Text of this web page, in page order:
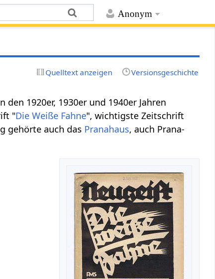
Anonym
Quelltext anzeigen Versionsgeschichte
1920er, 1930er und 1940er Jahren
"Die Weiße Fahne", wichtigste Zeitschrift
gehörte auch das Pranahaus, auch Prana-